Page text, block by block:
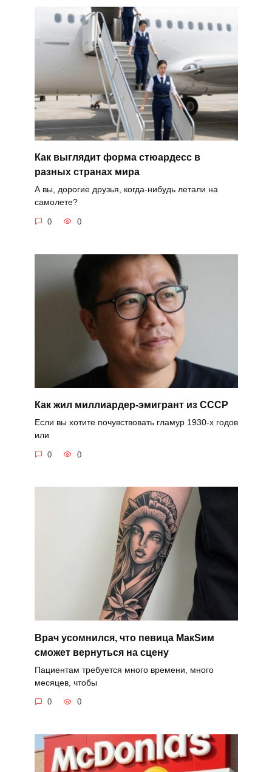
Как выглядит форма стюардесс в
разных странах мира
А вы, дорогие друзья, когда-нибудь летали на
самолете?
0 0
Как жил миллиардер-эмигрант из СССР
Если вы хотите почувствовать гламур 1930-х годов
или
0 0
Врач усомнился, что певица MaкSим
сможет вернуться на сцену
Пациентам требуется много времени, много
месяцев, чтобы
0 0